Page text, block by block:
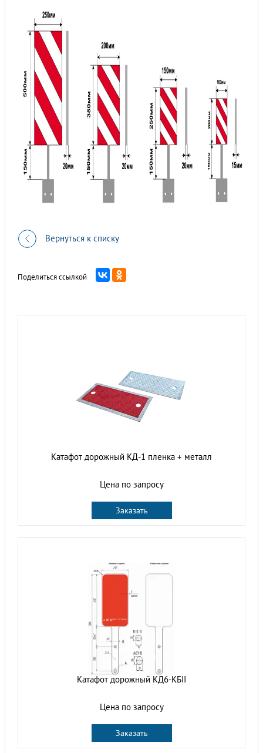
Вернуться к списку
Поделиться ссылкой
Катафот дорожный КД-1 пленка + металл
Цена по запросу
Заказать
Катафот дорожный КД6-КБII
Цена по запросу
Заказать